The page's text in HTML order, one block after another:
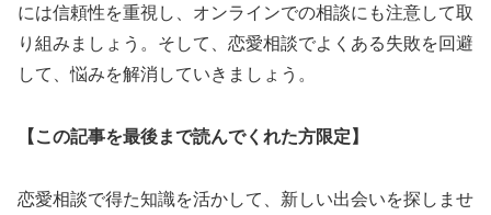
には信頼性を重視し、オンラインでの相談にも注意して取
り組みましょう。そして、恋愛相談でよくある失敗を回避
して、悩みを解消していきましょう。
【この記事を最後まで読んでくれた方限定】
恋愛相談で得た知識を活かして、新しい出会いを探しませ